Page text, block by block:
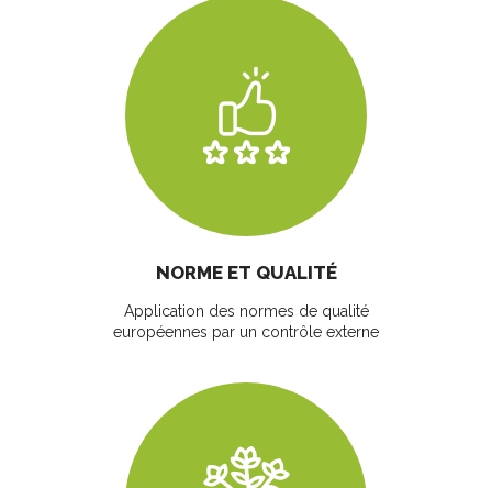
NORME ET QUALITÉ
Application des normes de qualité
européennes par un contrôle externe